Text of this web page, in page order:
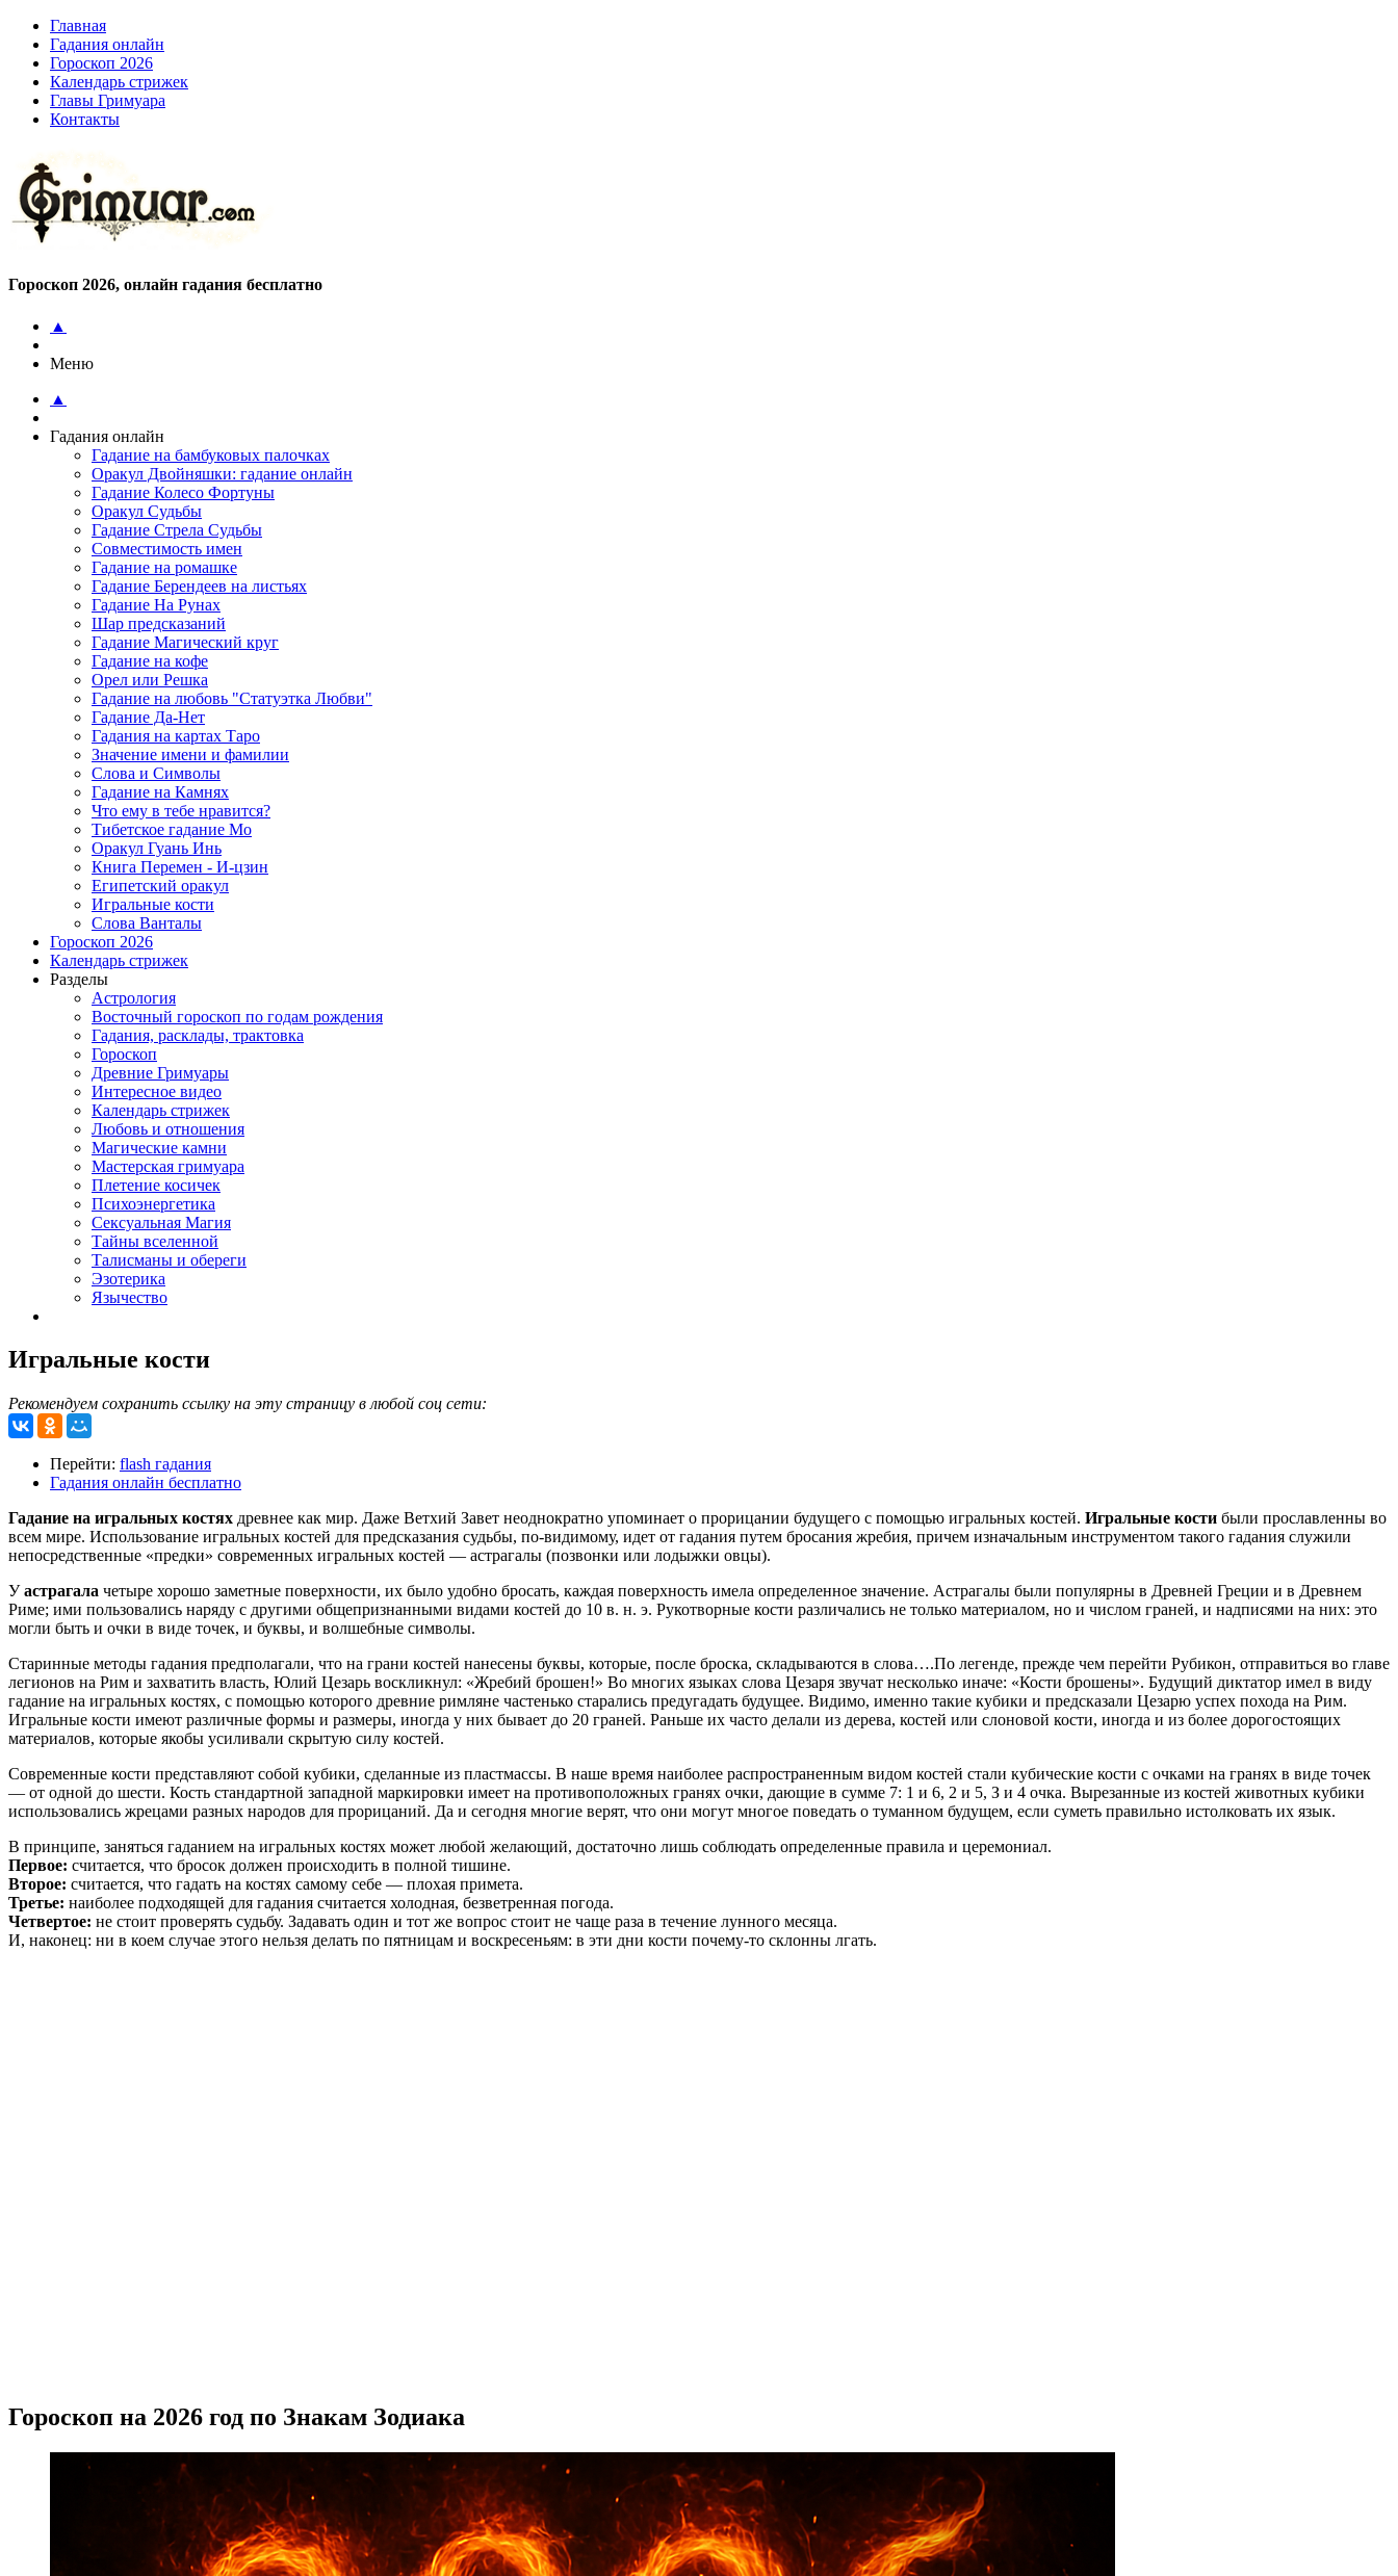
Главная
Гадания онлайн
Гороскоп 2026
Календарь стрижек
Главы Гримуара
Контакты
Гороскоп 2026, онлайн гадания бесплатно
▲
Меню
▲
Гадания онлайн
Гадание на бамбуковых палочках
Оракул Двойняшки: гадание онлайн
Гадание Колесо Фортуны
Оракул Судьбы
Гадание Стрела Судьбы
Совместимость имен
Гадание на ромашке
Гадание Берендеев на листьях
Гадание На Рунах
Шар предсказаний
Гадание Магический круг
Гадание на кофе
Орел или Решка
Гадание на любовь "Статуэтка Любви"
Гадание Да-Нет
Гадания на картах Таро
Значение имени и фамилии
Слова и Символы
Гадание на Камнях
Что ему в тебе нравится?
Тибетское гадание Мо
Оракул Гуань Инь
Книга Перемен - И-цзин
Египетский оракул
Игральные кости
Слова Ванталы
Гороскоп 2026
Календарь стрижек
Разделы
Астрология
Восточный гороскоп по годам рождения
Гадания, расклады, трактовка
Гороскоп
Древние Гримуары
Интересное видео
Календарь стрижек
Любовь и отношения
Магические камни
Мастерская гримуара
Плетение косичек
Психоэнергетика
Сексуальная Магия
Тайны вселенной
Талисманы и обереги
Эзотерика
Язычество
Игральные кости
Рекомендуем сохранить ссылку на эту страницу в любой соц сети:
Перейти: flash гадания
Гадания онлайн бесплатно
Гадание на игральных костях древнее как мир. Даже Ветхий Завет неоднократно упоминает о прорицании будущего с помощью игральных костей. Игральные кости были прославленны во
всем мире. Использование игральных костей для предсказания судьбы, по-видимому, идет от гадания путем бросания жребия, причем изначальным инструментом такого гадания служили
непосредственные «предки» современных игральных костей — астрагалы (позвонки или лодыжки овцы).
Уастрагала четыре хорошо заметные поверхности, их было удобно бросать, каждая поверхность имела определенное значение. Астрагалы были популярны в Древней Греции и в Древнем
Риме; ими пользовались наряду с другими общепризнанными видами костей до 10 в. н. э. Рукотворные кости различались не только материалом, но и числом граней, и надписями на них: это
могли быть и очки в виде точек, и буквы, и волшебные символы.
Старинные методы гадания предполагали, что на грани костей нанесены буквы, которые, после броска, складываются в слова….По легенде, прежде чем перейти Рубикон, отправиться во главе
легионов на Рим и захватить власть, Юлий Цезарь воскликнул: «Жребий брошен!» Во многих языках слова Цезаря звучат несколько иначе: «Кости брошены». Будущий диктатор имел в виду
гадание на игральных костях, с помощью которого древние римляне частенько старались предугадать будущее. Видимо, именно такие кубики и предсказали Цезарю успех похода на Рим.
Игральные кости имеют различные формы и размеры, иногда у них бывает до 20 граней. Раньше их часто делали из дерева, костей или слоновой кости, иногда и из более дорогостоящих
материалов, которые якобы усиливали скрытую силу костей.
Современные кости представляют собой кубики, сделанные из пластмассы. В наше время наиболее распространенным видом костей стали кубические кости с очками на гранях в виде точек
— от одной до шести. Кость стандартной западной маркировки имеет на противоположных гранях очки, дающие в сумме 7: 1 и 6, 2 и 5, З и 4 очка. Вырезанные из костей животных кубики
использовались жрецами разных народов для прорицаний. Да и сегодня многие верят, что они могут многое поведать о туманном будущем, если суметь правильно истолковать их язык.
В принципе, заняться гаданием на игральных костях может любой желающий, достаточно лишь соблюдать определенные правила и церемониал.
Первое: считается, что бросок должен происходить в полной тишине.
Второе: считается, что гадать на костях самому себе — плохая примета.
Третье: наиболее подходящей для гадания считается холодная, безветренная погода.
Четвертое: не стоит проверять судьбу. Задавать один и тот же вопрос стоит не чаще раза в течение лунного месяца.
И, наконец: ни в коем случае этого нельзя делать по пятницам и воскресеньям: в эти дни кости почему-то склонны лгать.
Гороскоп на 2026 год по Знакам Зодиака